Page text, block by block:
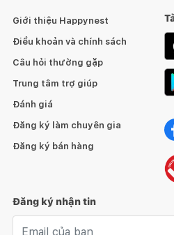
Giới thiệu Happynest
Điều khoản và chính sách
Câu hỏi thường gặp
Trung tâm trợ giúp
Đánh giá
Đăng ký làm chuyên gia
Đăng ký bán hàng
Đăng ký nhận tin